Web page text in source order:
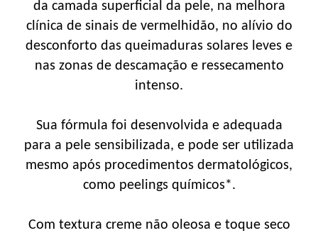
da camada superficial da pele, na melhora
clínica de sinais de vermelhidão, no alívio do
desconforto das queimaduras solares leves e
nas zonas de descamação e ressecamento
intenso.
Sua fórmula foi desenvolvida e adequada
para a pele sensibilizada, e pode ser utilizada
mesmo após procedimentos dermatológicos,
como peelings químicos*.
Com textura creme não oleosa e toque seco